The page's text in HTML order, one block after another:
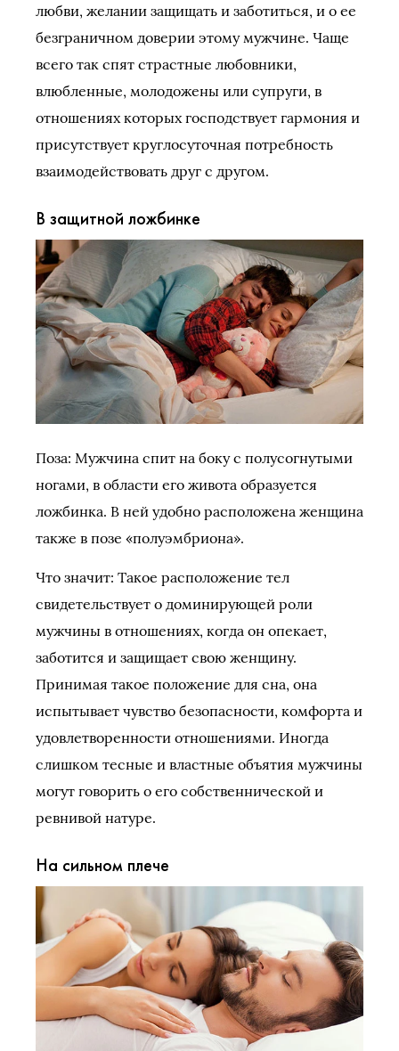
любви, желании защищать и заботиться, и о ее
безграничном доверии этому мужчине. Чаще
всего так спят страстные любовники,
влюбленные, молодожены или супруги, в
отношениях которых господствует гармония и
присутствует круглосуточная потребность
взаимодействовать друг с другом.
В защитной ложбинке
Поза: Мужчина спит на боку с полусогнутыми
ногами, в области его живота образуется
ложбинка. В ней удобно расположена женщина
также в позе «полуэмбриона».
Что значит: Такое расположение тел
свидетельствует о доминирующей роли
мужчины в отношениях, когда он опекает,
заботится и защищает свою женщину.
Принимая такое положение для сна, она
испытывает чувство безопасности, комфорта и
удовлетворенности отношениями. Иногда
слишком тесные и властные объятия мужчины
могут говорить о его собственнической и
ревнивой натуре.
На сильном плече